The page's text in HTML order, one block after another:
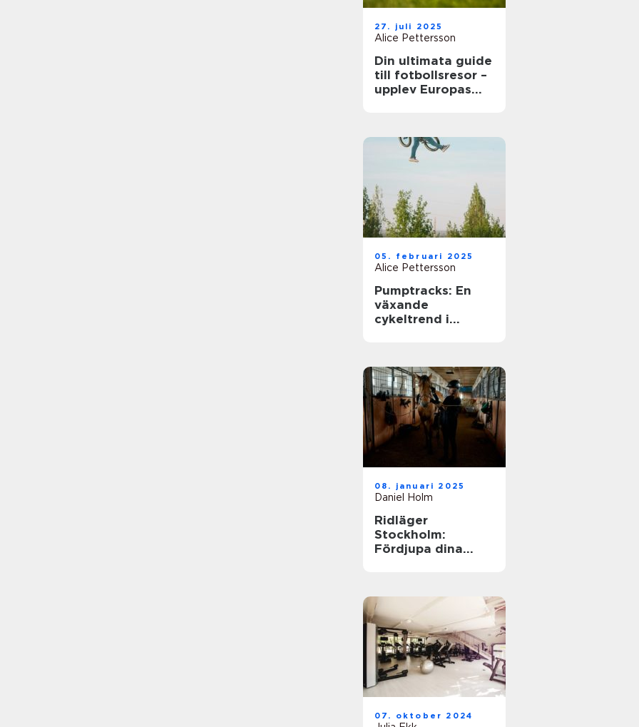
27. juli 2025
Alice Pettersson
Din ultimata guide
till fotbollsresor –
upplev Europas
05. februari 2025
Alice Pettersson
Pumptracks: En
växande
cykeltrend i
08. januari 2025
Daniel Holm
Ridläger
Stockholm:
Fördjupa dina
07. oktober 2024